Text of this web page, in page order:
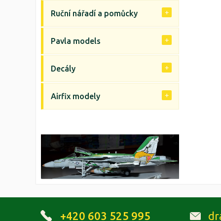
Ruční nářadí a pomůcky
Pavla models
Decály
Airfix modely
+420 603 525 995